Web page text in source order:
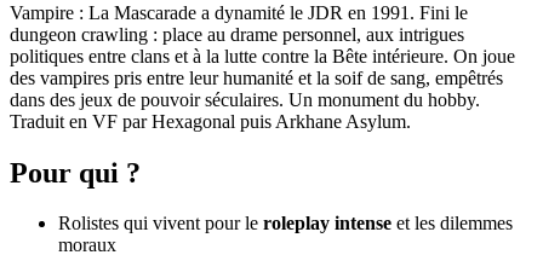
Vampire : La Mascarade a dynamité le JDR en 1991. Fini le
dungeon crawling : place au drame personnel, aux intrigues
politiques entre clans et à la lutte contre la Bête intérieure. On joue
des vampires pris entre leur humanité et la soif de sang, empêtrés
dans des jeux de pouvoir séculaires. Un monument du hobby.
Traduit en VF par Hexagonal puis Arkhane Asylum.
Pour qui ?
Rolistes qui vivent pour le roleplay intense et les dilemmes
moraux